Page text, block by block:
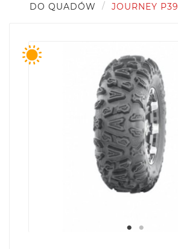
DO QUADÓW
JOURNEY